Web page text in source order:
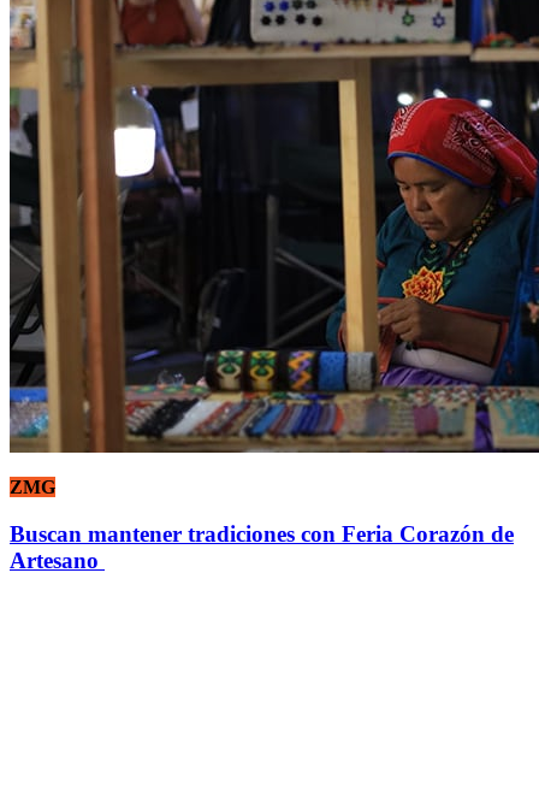
ZMG
Buscan mantener tradiciones con Feria Corazón de
Artesano